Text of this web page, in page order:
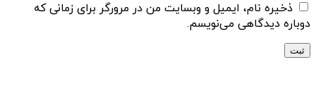
ذخیره نام، ایمیل و وبسایت من در مرورگر برای زمانی که
دوباره دیدگاهی می‌نویسم.